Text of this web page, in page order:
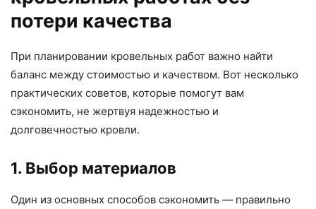
потери качества
При планировании кровельных работ важно найти
баланс между стоимостью и качеством. Вот несколько
практических советов, которые помогут вам
сэкономить, не жертвуя надежностью и
долговечностью кровли.
1. Выбор материалов
Один из основных способов сэкономить — правильно